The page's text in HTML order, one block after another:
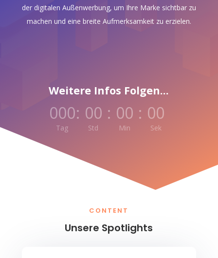
der digitalen Außenwerbung, um Ihre Marke sichtbar zu
machen und eine breite Aufmerksamkeit zu erzielen.
Weitere Infos Folgen...
000
Tag
: 00
Std
: 00
Min
: 00
Sek
CONTENT
Unsere Spotlights